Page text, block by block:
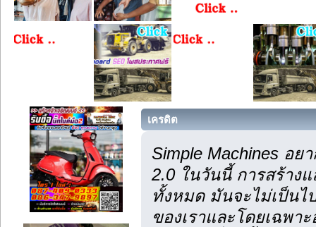
เครดิต
Simple Machines อ
2.0 ในวันนี้ การสร้างแ
ทั้งหมด มันจะไม่เป็นไ
ของเราและโดยเฉพา